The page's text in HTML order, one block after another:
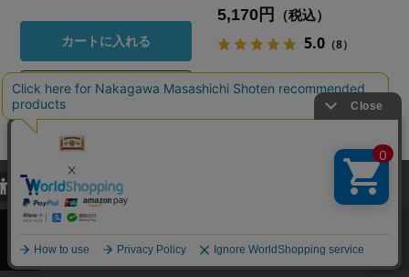
カートに入れる
あとで買う
5,170円 （税込）
5.0 （8）
カートに入れる
当サイトでは、当サイト内における閲覧履歴・属性情報などの取得およ
び利便性向上のためにクッキー（Cookie）を使用いたします。詳細に
関しては「プライバシーポリシー
承諾する